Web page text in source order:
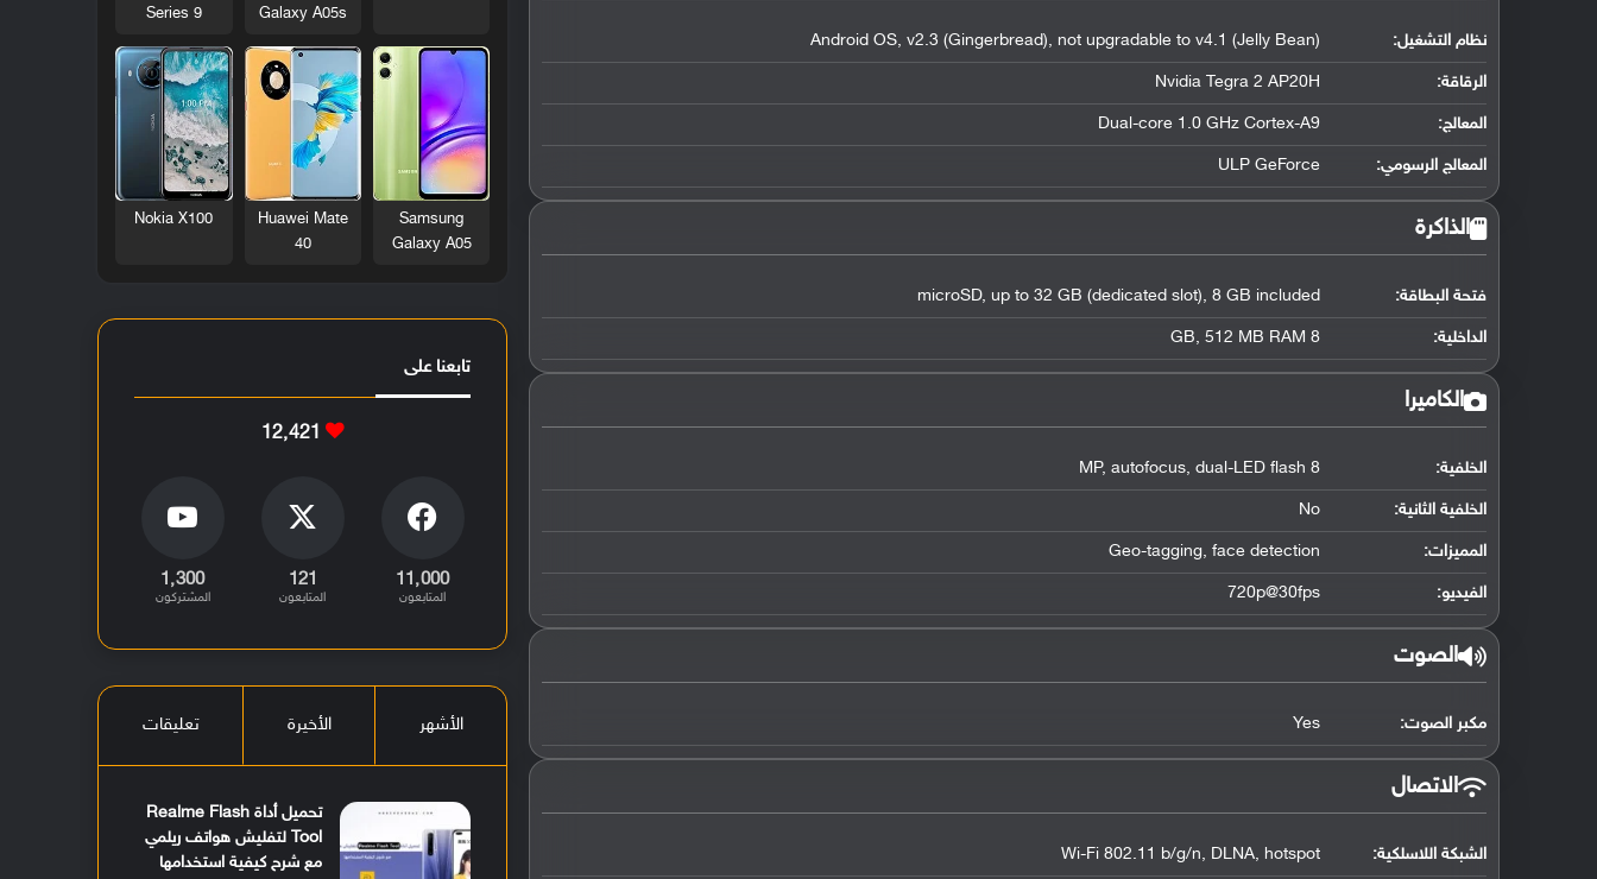
نظام التشغيل:
Android OS, v2.3 (Gingerbread), not upgradable to v4.1 (Jelly Bean)
الرقاقة:
Nvidia Tegra 2 AP20H
المعالج:
Dual-core 1.0 GHz Cortex-A9
المعالج الرسومي:
ULP GeForce
الذاكرة
فتحة البطاقة: microSD, up to 32 GB (dedicated slot), 8 GB included
الداخلية: 8 GB, 512 MB RAM
الكاميرا
الخلفية: 8 MP, autofocus, dual-LED flash
الخلفية الثانية: No
المميزات: Geo-tagging, face detection
الفيديو: 720p@30fps
الصوت
مكبر الصوت: Yes
الاتصال
الشبكة اللاسلكية: Wi-Fi 802.11 b/g/n, DLNA, hotspot
Galaxy A05s
Series 9
Samsung
Galaxy A05
Huawei Mate
40
Nokia X100
تابعنا على
12٬421
11٬000
المتابعون
121
المتابعون
1٬300
المشتركون
الأشهر الأخيرة تعليقات
تحميل أداة Realme Flash
Tool لتفليش هواتف ريلمي
مع شرح كيفية استخدامها